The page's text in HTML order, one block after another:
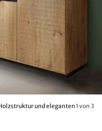
und eleganten1 von 3